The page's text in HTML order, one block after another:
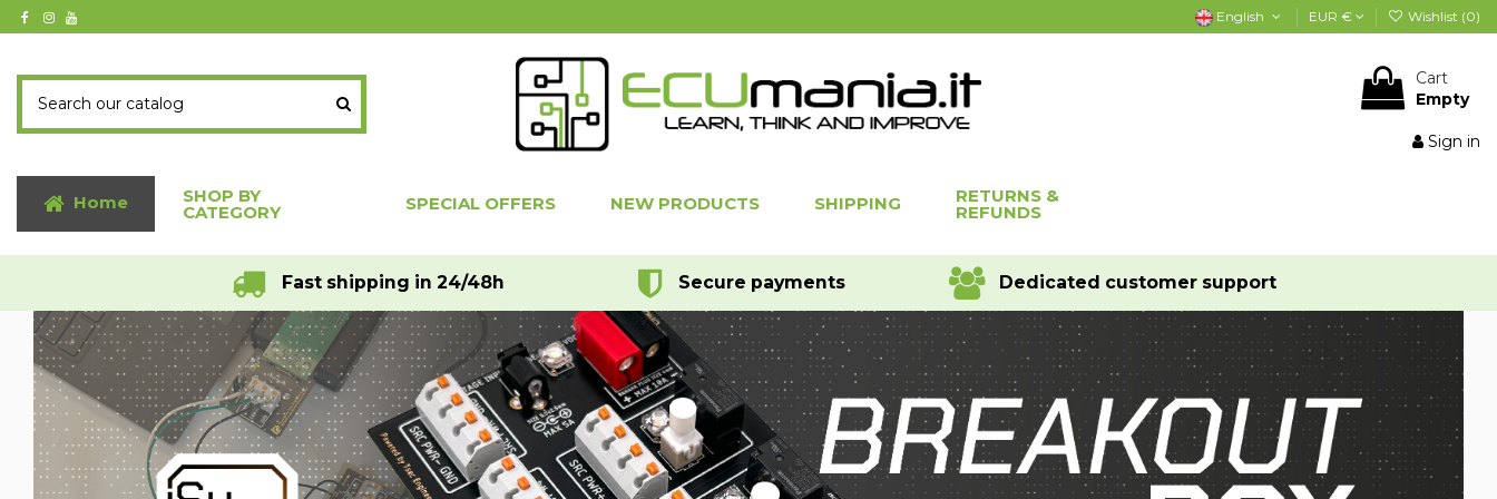
English EUR € Wishlist (0)
Cart
Empty
Sign in
Home SHOP BY
CATEGORY SPECIAL OFFERS NEW PRODUCTS SHIPPING RETURNS &
REFUNDS
Fast shipping in 24/48h Secure payments Dedicated customer support